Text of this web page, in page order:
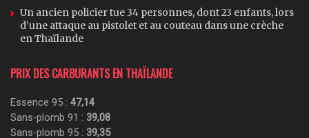
Un ancien policier tue 34 personnes, dont 23 enfants, lors
d’une attaque au pistolet et au couteau dans une crèche
en Thaïlande
PRIX DES CARBURANTS EN THAÏLANDE
Essence 95 : 47,14
Sans-plomb 91 : 39,08
Sans-plomb 95 : 39,35